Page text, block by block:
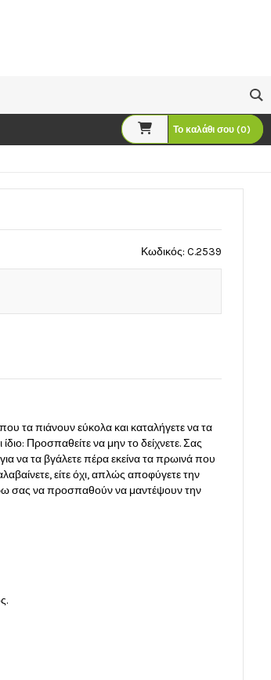
Το καλάθι σου (0)
Κωδικός: C.2539
τα πιάνουν εύκολα και καταλήγετε να τα
Προσπαθείτε να μην το δείχνετε. Σας
να τα βγάλετε πέρα εκείνα τα πρωινά που
είτε όχι, απλώς αποφύγετε την
σας να προσπαθούν να μαντέψουν την